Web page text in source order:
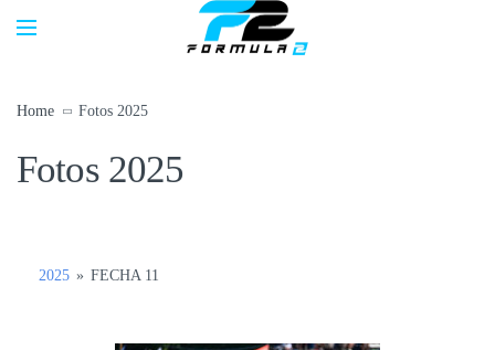
Home Fotos 2025
Fotos 2025
2025 » FECHA 11